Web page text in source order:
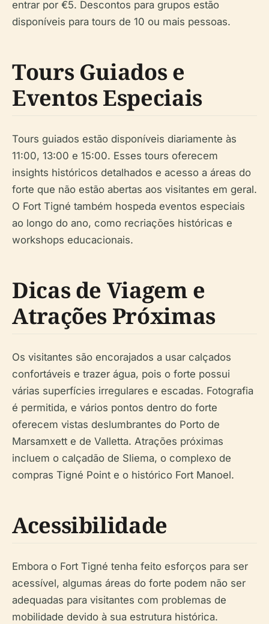
entrar por €5. Descontos para grupos estão
disponíveis para tours de 10 ou mais pessoas.
Tours Guiados e
Eventos Especiais
Tours guiados estão disponíveis diariamente às
11:00, 13:00 e 15:00. Esses tours oferecem
insights históricos detalhados e acesso a áreas do
forte que não estão abertas aos visitantes em geral.
O Fort Tigné também hospeda eventos especiais
ao longo do ano, como recriações históricas e
workshops educacionais.
Dicas de Viagem e
Atrações Próximas
Os visitantes são encorajados a usar calçados
confortáveis e trazer água, pois o forte possui
várias superfícies irregulares e escadas. Fotografia
é permitida, e vários pontos dentro do forte
oferecem vistas deslumbrantes do Porto de
Marsamxett e de Valletta. Atrações próximas
incluem o calçadão de Sliema, o complexo de
compras Tigné Point e o histórico Fort Manoel.
Acessibilidade
Embora o Fort Tigné tenha feito esforços para ser
acessível, algumas áreas do forte podem não ser
adequadas para visitantes com problemas de
mobilidade devido à sua estrutura histórica.